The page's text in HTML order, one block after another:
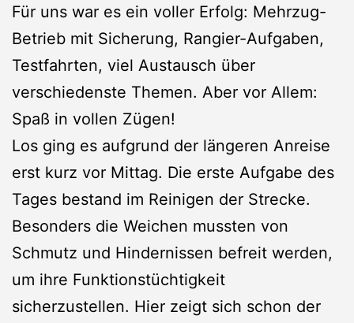
Für uns war es ein voller Erfolg: Mehrzug-
Betrieb mit Sicherung, Rangier-Aufgaben,
Testfahrten, viel Austausch über
verschiedenste Themen. Aber vor Allem:
Spaß in vollen Zügen!
Los ging es aufgrund der längeren Anreise
erst kurz vor Mittag. Die erste Aufgabe des
Tages bestand im Reinigen der Strecke.
Besonders die Weichen mussten von
Schmutz und Hindernissen befreit werden,
um ihre Funktionstüchtigkeit
sicherzustellen. Hier zeigt sich schon der